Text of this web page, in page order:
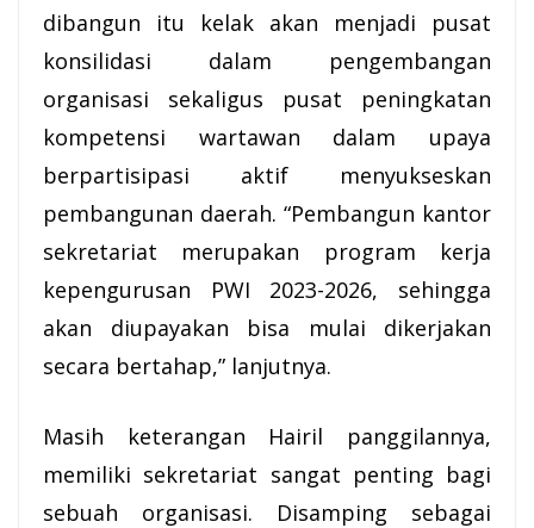
dibangun itu kelak akan menjadi pusat
konsilidasi dalam pengembangan
organisasi sekaligus pusat peningkatan
kompetensi wartawan dalam upaya
berpartisipasi aktif menyukseskan
pembangunan daerah. “Pembangun kantor
sekretariat merupakan program kerja
kepengurusan PWI 2023-2026, sehingga
akan diupayakan bisa mulai dikerjakan
secara bertahap,” lanjutnya.
Masih keterangan Hairil panggilannya,
memiliki sekretariat sangat penting bagi
sebuah organisasi. Disamping sebagai